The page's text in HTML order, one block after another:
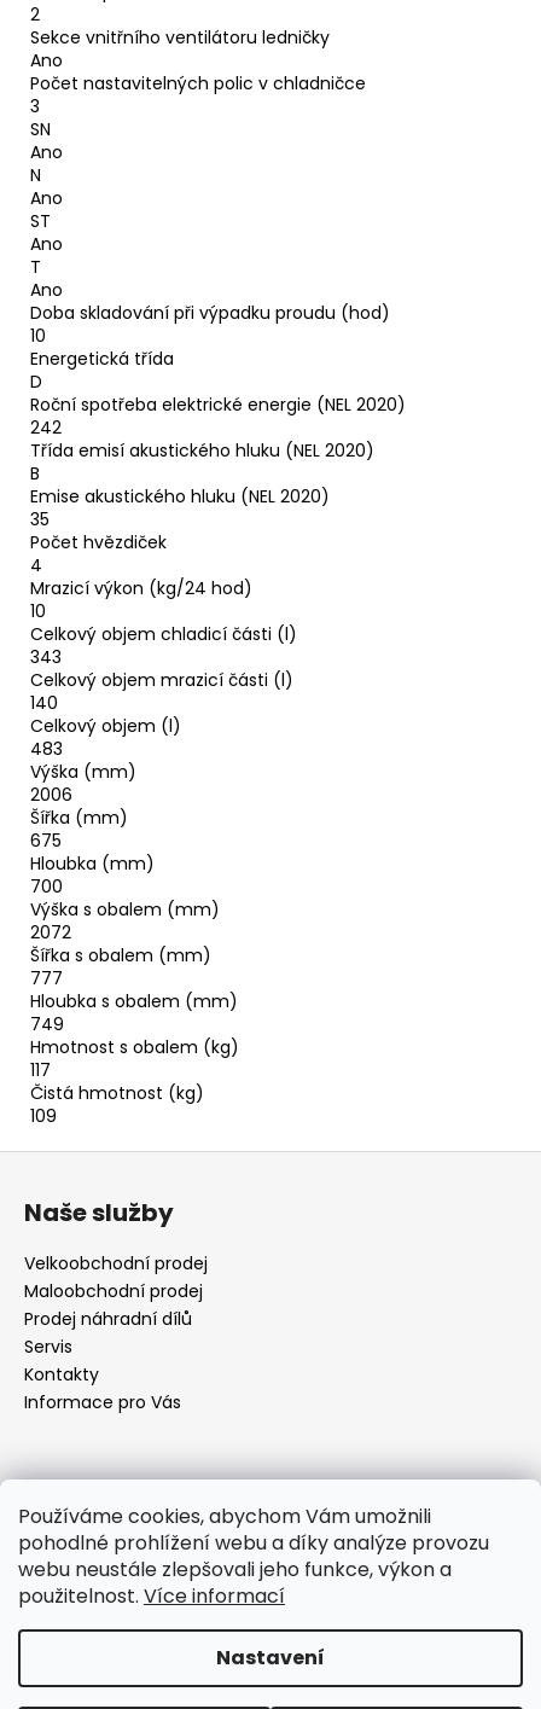
Používáme cookies, abychom Vám umožnili
pohodlné prohlížení webu a díky analýze provozu
webu neustále zlepšovali jeho funkce, výkon a
použitelnost. Více informací
Nastavení
2
Sekce vnitřního ventilátoru ledničky
Ano
Počet nastavitelných polic v chladničce
3
SN
Ano
N
Ano
ST
Ano
T
Ano
Doba skladování při výpadku proudu (hod)
10
Energetická třída
D
Roční spotřeba elektrické energie (NEL 2020)
242
Třída emisí akustického hluku (NEL 2020)
B
Emise akustického hluku (NEL 2020)
35
Počet hvězdiček
4
Mrazicí výkon (kg/24 hod)
10
Celkový objem chladicí části (l)
343
Celkový objem mrazicí části (l)
140
Celkový objem (l)
483
Výška (mm)
2006
Šířka (mm)
675
Hloubka (mm)
700
Výška s obalem (mm)
2072
Šířka s obalem (mm)
777
Hloubka s obalem (mm)
749
Hmotnost s obalem (kg)
117
Čistá hmotnost (kg)
109
Naše služby
Velkoobchodní prodej
Maloobchodní prodej
Prodej náhradní dílů
Servis
Kontakty
Informace pro Vás
objednavky@elektrorezny.cz
602 155 983
https://www.facebook.com/jirireznyelektroservis
reznyelektro